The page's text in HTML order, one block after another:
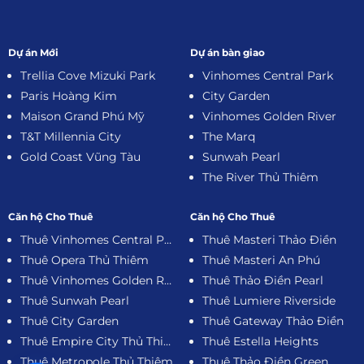
Dự án Mới
Trellia Cove Mizuki Park
Paris Hoàng Kim
Maison Grand Phú Mỹ
T&T Millennia City
Gold Coast Vũng Tàu
Dự án bàn giao
Vinhomes Central Park
City Garden
Vinhomes Golden River
The Marq
Sunwah Pearl
The River Thủ Thiêm
Căn hộ Cho Thuê
Thuê Vinhomes Central Park
Thuê Opera Thủ Thiêm
Thuê Vinhomes Golden River
Thuê Sunwah Pearl
Thuê City Garden
Thuê Empire City Thủ Thiêm
Căn hộ Cho Thuê
Thuê Masteri Thảo Điền
Thuê Masteri An Phú
Thuê Thảo Điền Pearl
Thuê Lumiere Riverside
Thuê Gateway Thảo Điền
Thuê Estella Heights